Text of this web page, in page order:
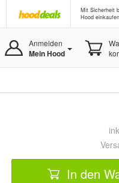
Mit Sicherheit
Hood einkaufen
Anmelden
Mein Hood
In den